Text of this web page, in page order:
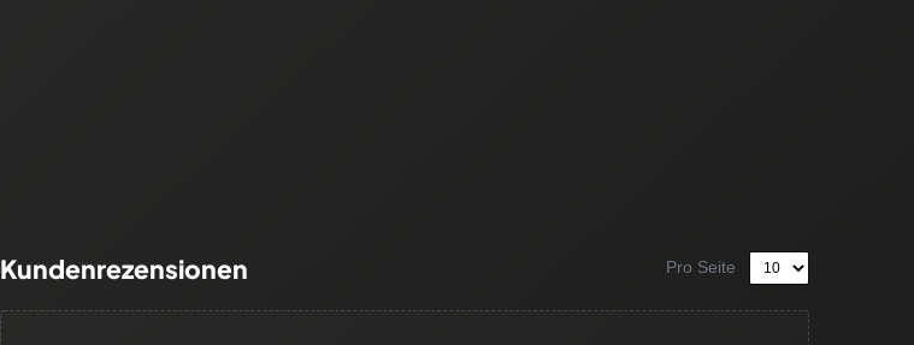
Kundenrezensionen Pro Seite